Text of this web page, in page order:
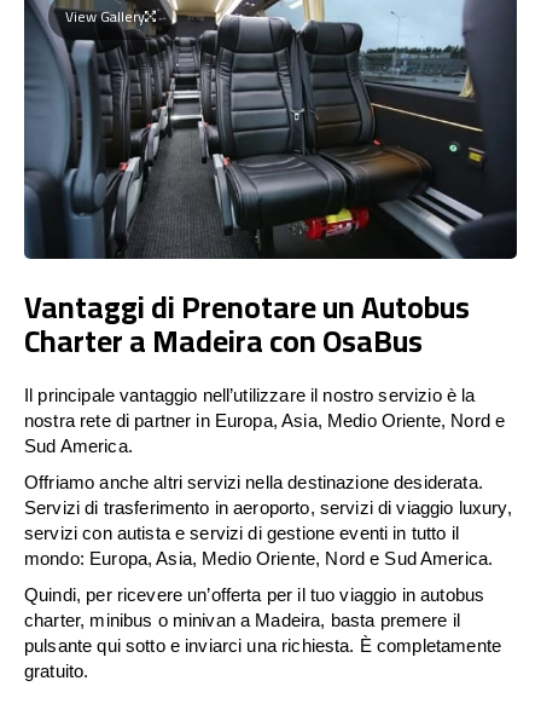
View Gallery
Vantaggi di Prenotare un Autobus
Charter a Madeira con OsaBus
Il principale vantaggio nell’utilizzare il nostro servizio è la
nostra rete di partner in Europa, Asia, Medio Oriente, Nord e
Sud America.
Offriamo anche altri servizi nella destinazione desiderata.
Servizi di trasferimento in aeroporto, servizi di viaggio luxury,
servizi con autista e servizi di gestione eventi in tutto il
mondo: Europa, Asia, Medio Oriente, Nord e Sud America.
Quindi, per ricevere un’offerta per il tuo viaggio in autobus
charter, minibus o minivan a Madeira, basta premere il
pulsante qui sotto e inviarci una richiesta. È completamente
gratuito.